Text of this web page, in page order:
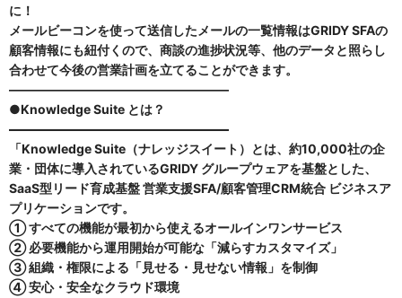
に！
メールビーコンを使って送信したメールの一覧情報はGRIDY SFAの
顧客情報にも紐付くので、商談の進捗状況等、他のデータと照らし
合わせて今後の営業計画を立てることができます。
—————————————————–
●Knowledge Suite とは？
—————————————————–
「Knowledge Suite（ナレッジスイート）とは、約10,000社の企
業・団体に導入されているGRIDY グループウェアを基盤とした、
SaaS型リード育成基盤 営業支援SFA/顧客管理CRM統合 ビジネスア
プリケーションです。
①すべての機能が最初から使えるオールインワンサービス
②必要機能から運用開始が可能な「減らすカスタマイズ」
③組織・権限による「見せる・見せない情報」を制御
④安心・安全なクラウド環境